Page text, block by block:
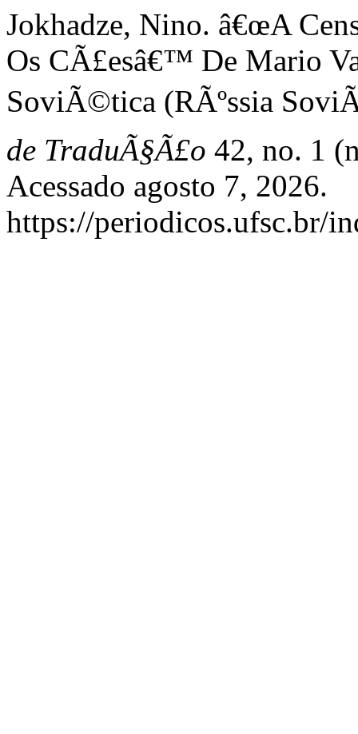
Jokhadze, Nino. â€œA
Os CÃ£esâ€™ De Mario
SoviÃ©tica (RÃºssia
de TraduÃ§Ã£o 42, no. 1
Acessado agosto 7, 2026.
https://periodicos.ufsc.br/